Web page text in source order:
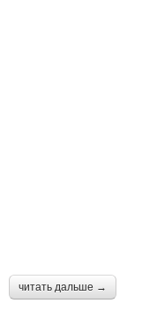
читать дальше →